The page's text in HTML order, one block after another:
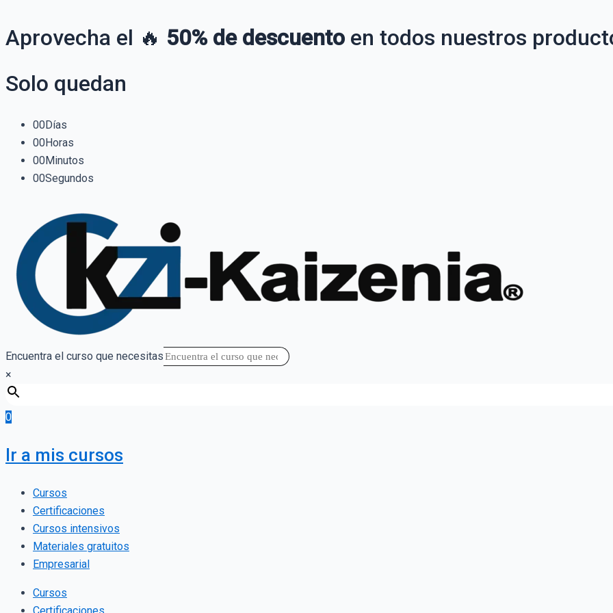
Aprovecha el 🔥 50% de descuento en todos nuestros
Solo quedan
00Días
00Horas
00Minutos
00Segundos
Encuentra el curso que necesitas
×
0
Ir a mis cursos
Cursos
Certificaciones
Cursos intensivos
Materiales gratuitos
Empresarial
Cursos
Certificaciones